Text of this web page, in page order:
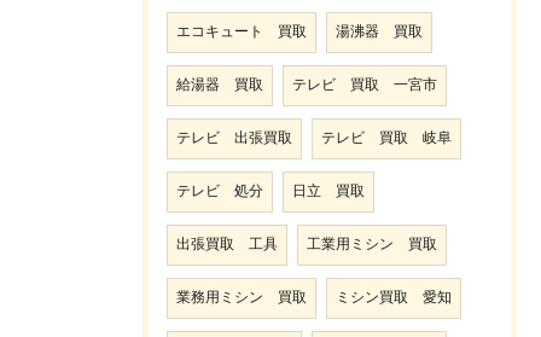
エコキュート 買取 湯沸器 買取
給湯器 買取 テレビ 買取 一宮市
テレビ 出張買取 テレビ 買取 岐阜
テレビ 処分 日立 買取
出張買取 工具 工業用ミシン 買取
業務用ミシン 買取 ミシン買取 愛知